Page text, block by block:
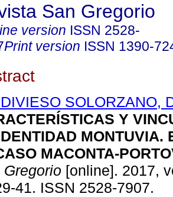
San Gregorio
version ISSN 2528-
Print version ISSN 1390-
SOLORZANO,
Y
MONTUVIA.
MACONTA-
Gregorio [online]. 2017,
41. ISSN 2528-7907.